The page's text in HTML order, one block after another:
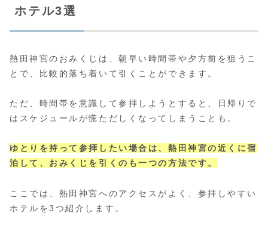
ホテル3選
熱田神宮のおみくじは、朝早い時間帯や夕方前を狙うこ
とで、比較的落ち着いて引くことができます。
ただ、時間帯を意識して参拝しようとすると、日帰りで
はスケジュールが慌ただしくなってしまうことも。
ゆとりを持って参拝したい場合は、熱田神宮の近くに宿
泊して、おみくじを引くのも一つの方法です。
ここでは、熱田神宮へのアクセスがよく、参拝しやすい
ホテルを3つ紹介します。